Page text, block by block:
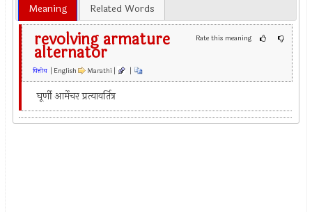
Meaning Related Words
Rate this meaning
revolving armature
alternator
वित्तीय | English Marathi | |
घूर्णी आर्मेचर प्रत्यावर्तित्र